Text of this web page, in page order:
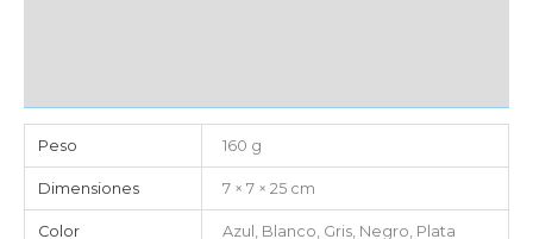
Peso 160 g
Dimensiones 7 × 7 × 25 cm
Color Azul, Blanco, Gris, Negro, Plata